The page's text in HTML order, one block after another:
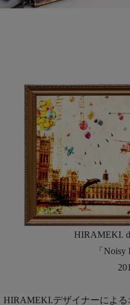
HIRAMEKI.
「Noisy
HIRAMEKI.デザイナーによ